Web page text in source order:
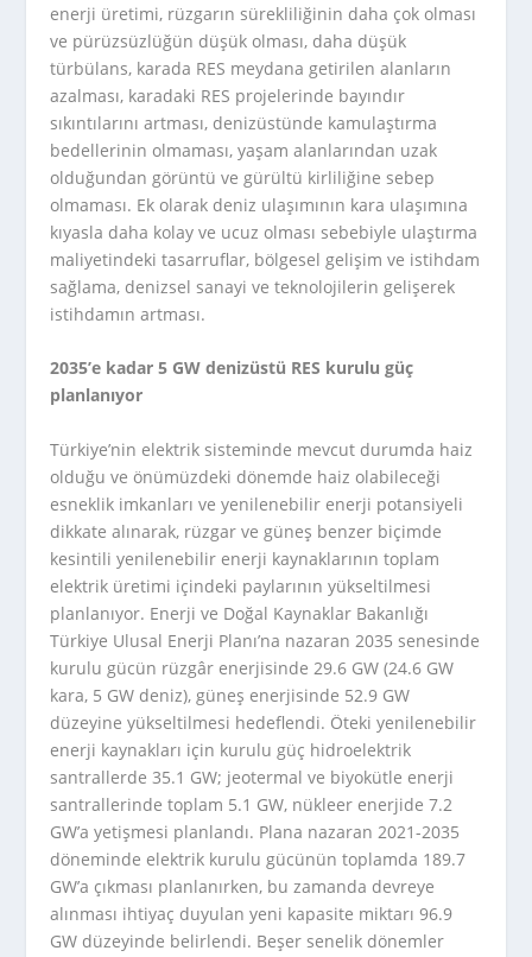
enerji üretimi, rüzgarın sürekliliğinin daha çok olması
ve pürüzsüzlüğün düşük olması, daha düşük
türbülans, karada RES meydana getirilen alanların
azalması, karadaki RES projelerinde bayındır
sıkıntılarını artması, denizüstünde kamulaştırma
bedellerinin olmaması, yaşam alanlarından uzak
olduğundan görüntü ve gürültü kirliliğine sebep
olmaması. Ek olarak deniz ulaşımının kara ulaşımına
kıyasla daha kolay ve ucuz olması sebebiyle ulaştırma
maliyetindeki tasarruflar, bölgesel gelişim ve istihdam
sağlama, denizsel sanayi ve teknolojilerin gelişerek
istihdamın artması.
2035’e kadar 5 GW denizüstü RES kurulu güç
planlanıyor
Türkiye’nin elektrik sisteminde mevcut durumda haiz
olduğu ve önümüzdeki dönemde haiz olabileceği
esneklik imkanları ve yenilenebilir enerji potansiyeli
dikkate alınarak, rüzgar ve güneş benzer biçimde
kesintili yenilenebilir enerji kaynaklarının toplam
elektrik üretimi içindeki paylarının yükseltilmesi
planlanıyor. Enerji ve Doğal Kaynaklar Bakanlığı
Türkiye Ulusal Enerji Planı’na nazaran 2035 senesinde
kurulu gücün rüzgâr enerjisinde 29.6 GW (24.6 GW
kara, 5 GW deniz), güneş enerjisinde 52.9 GW
düzeyine yükseltilmesi hedeflendi. Öteki yenilenebilir
enerji kaynakları için kurulu güç hidroelektrik
santrallerde 35.1 GW; jeotermal ve biyokütle enerji
santrallerinde toplam 5.1 GW, nükleer enerjide 7.2
GW’a yetişmesi planlandı. Plana nazaran 2021-2035
döneminde elektrik kurulu gücünün toplamda 189.7
GW’a çıkması planlanırken, bu zamanda devreye
alınması ihtiyaç duyulan yeni kapasite miktarı 96.9
GW düzeyinde belirlendi. Beşer senelik dönemler